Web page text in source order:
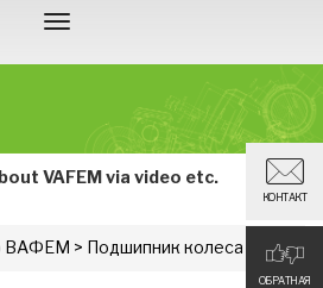
VAFEM via video etc.
ВАФЕМ > Подшипник колеса
КОНТАКТ
ОБРАТНАЯ